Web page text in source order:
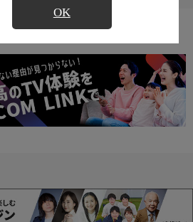
OK